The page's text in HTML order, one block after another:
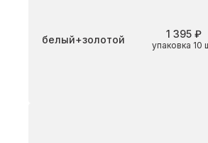
Цвет
белый+золотой упаковка 10
1 395 ₽